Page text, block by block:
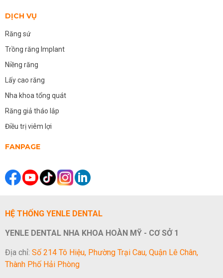
DỊCH VỤ
Răng sứ
Trồng răng Implant
Niềng răng
Lấy cao răng
Nha khoa tổng quát
Răng giả tháo lắp
Điều trị viêm lợi
FANPAGE
HỆ THỐNG YENLE DENTAL
YENLE DENTAL NHA KHOA HOÀN MỸ - CƠ SỞ 1
Địa chỉ: Số 214 Tô Hiệu, Phường Trại Cau, Quận Lê Chân,
Thành Phố Hải Phòng